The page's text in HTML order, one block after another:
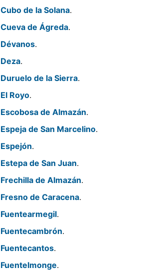
Cubo de la Solana.
Cueva de Ágreda.
Dévanos.
Deza.
Duruelo de la Sierra.
El Royo.
Escobosa de Almazán.
Espeja de San Marcelino.
Espejón.
Estepa de San Juan.
Frechilla de Almazán.
Fresno de Caracena.
Fuentearmegil.
Fuentecambrón.
Fuentecantos.
Fuentelmonge.